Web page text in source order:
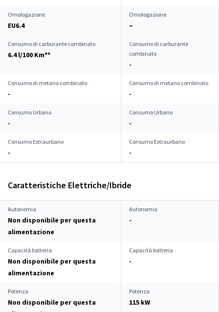
Omologazione
EU6.4
Omologazione
–
Consumo di carburante combinato
6.4 l/100 Km**
Consumo di carburante
combinato
-
Consumo di metano combinato
-
Consumo di metano combinato
-
Consumo Urbano
-
Consumo Urbano
-
Consumo Extraurbano
-
Consumo Extraurbano
-
Caratteristiche Elettriche/Ibride
Autonomia
Non disponibile per questa
alimentazione
Autonomia
-
Capacità batteria
Non disponibile per questa
alimentazione
Capacità batteria
-
Potenza
Non disponibile per questa
Potenza
115 kW